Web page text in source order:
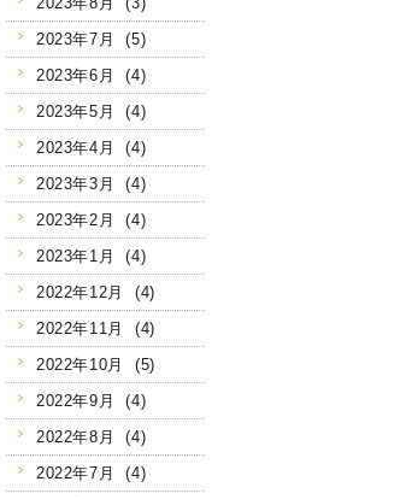
2023年7月 (5)
2023年6月 (4)
2023年5月 (4)
2023年4月 (4)
2023年3月 (4)
2023年2月 (4)
2023年1月 (4)
2022年12月 (4)
2022年11月 (4)
2022年10月 (5)
2022年9月 (4)
2022年8月 (4)
2022年7月 (4)